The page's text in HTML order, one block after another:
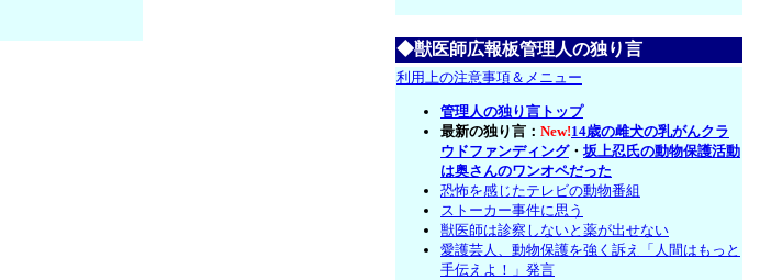
◆獣医師広報板管理人の独り言
利用上の注意事項＆メニュー
管理人の独り言トップ
最新の独り言： New!14歳の雌犬の乳がんクラ
ウドファンディング・坂上忍氏の動物保護活動
は奥さんのワンオペだった
恐怖を感じたテレビの動物番組
ストーカー事件に思う
獣医師は診察しないと薬が出せない
愛護芸人、動物保護を強く訴え「人間はもっと
手伝えよ！」発言